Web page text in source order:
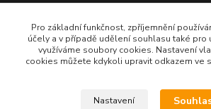
Pro základní funkčnost, zpříjemnění
účely a v případě udělení souhlasu také pro
využíváme soubory cookies. Nastavení
cookies můžete kdykoli upravit odkazem ve
Nastavení